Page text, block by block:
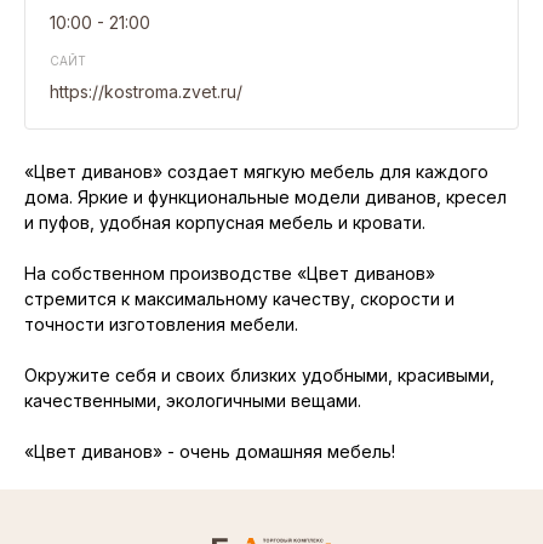
10:00 - 21:00
САЙТ
https://kostroma.zvet.ru/
«Цвет диванов» создает мягкую мебель для каждого
дома. Яркие и функциональные модели диванов, кресел
и пуфов, удобная корпусная мебель и кровати.
На собственном производстве «Цвет диванов»
стремится к максимальному качеству, скорости и
точности изготовления мебели.
Окружите себя и своих близких удобными, красивыми,
качественными, экологичными вещами.
«Цвет диванов» - очень домашняя мебель!